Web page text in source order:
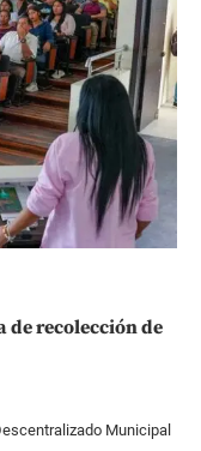
de recolección de
Municipal